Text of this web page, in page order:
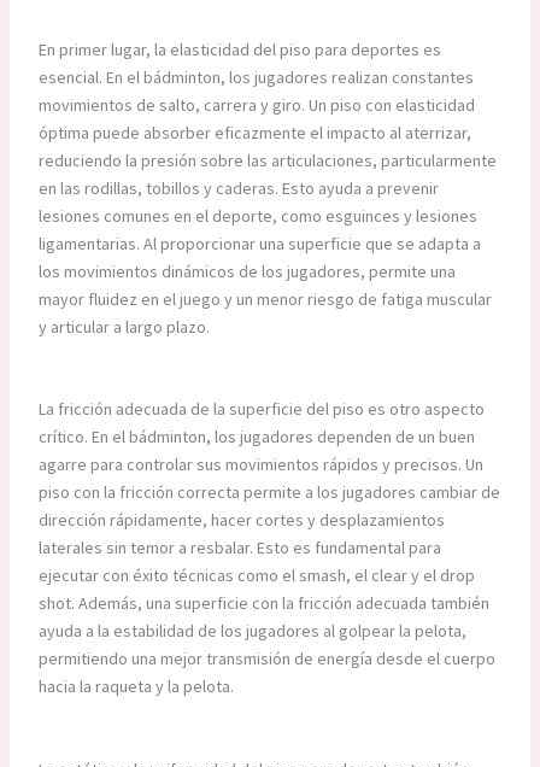
En primer lugar, la elasticidad del piso para deportes es
esencial. En el bádminton, los jugadores realizan constantes
movimientos de salto, carrera y giro. Un piso con elasticidad
óptima puede absorber eficazmente el impacto al aterrizar,
reduciendo la presión sobre las articulaciones, particularmente
en las rodillas, tobillos y caderas. Esto ayuda a prevenir
lesiones comunes en el deporte, como esguinces y lesiones
ligamentarias. Al proporcionar una superficie que se adapta a
los movimientos dinámicos de los jugadores, permite una
mayor fluidez en el juego y un menor riesgo de fatiga muscular
y articular a largo plazo.
La fricción adecuada de la superficie del piso es otro aspecto
crítico. En el bádminton, los jugadores dependen de un buen
agarre para controlar sus movimientos rápidos y precisos. Un
piso con la fricción correcta permite a los jugadores cambiar de
dirección rápidamente, hacer cortes y desplazamientos
laterales sin temor a resbalar. Esto es fundamental para
ejecutar con éxito técnicas como el smash, el clear y el drop
shot. Además, una superficie con la fricción adecuada también
ayuda a la estabilidad de los jugadores al golpear la pelota,
permitiendo una mejor transmisión de energía desde el cuerpo
hacia la raqueta y la pelota.